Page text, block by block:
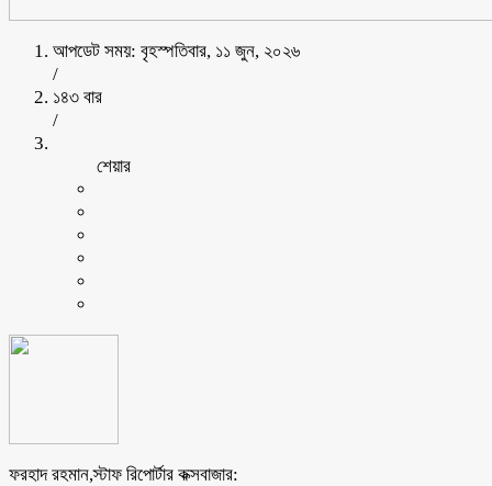
আপডেট সময়: বৃহস্পতিবার, ১১ জুন, ২০২৬
/
১৪৩ বার
/
শেয়ার
ফরহাদ রহমান,স্টাফ রিপোর্টার কক্সবাজার: